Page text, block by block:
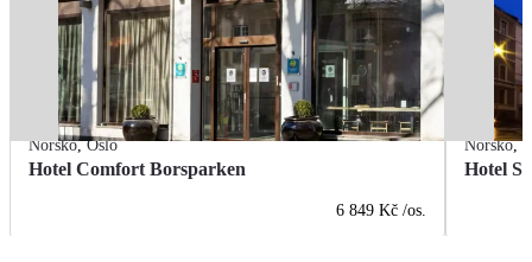
Norsko,Oslo
Hotel Comfort Borsparken
6 849 Kč /os.
Norsko,
Hotel